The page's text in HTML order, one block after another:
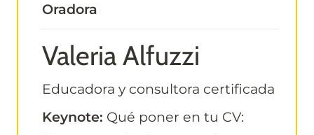
Oradora
Valeria Alfuzzi
Educadora y consultora certificada
Keynote: Qué poner en tu CV: